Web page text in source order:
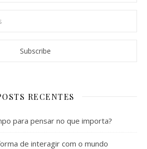
RECENTES
para pensar no que importa?
de interagir com o mundo